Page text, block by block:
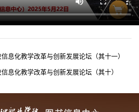
息化教学改革与创新发展论坛（其十一）
息化教学改革与创新发展论坛（其十）